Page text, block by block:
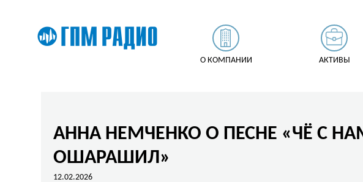
О КОМПАНИИ АКТИВЫ
АННА НЕМЧЕНКО О ПЕСНЕ «ЧЁ С
ОШАРАШИЛ»
12.02.2026